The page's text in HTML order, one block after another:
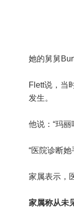
她的舅舅
Flett说，当
发生。
他说：“玛
“医院诊断
家属表示，
家属称从未